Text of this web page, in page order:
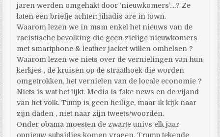
jaren werden omgehakt door ‘nieuwkomers’….? Ze
laten een briefje achter: jihadis are in town.
Waarom lezen we in msm enkel het nieuws van de
racistische bevolking die geen zielige nieuwkomers
met smartphone & leather jacket willen omhelsen ?
Waarom lezen we niets over de vernielingen van hun
kerkjes , de kruisen op de straathoek die worden
omgetrokken, het vernielen van de locale economie ?
Niets is wat het lijkt. Media is fake news en de vijand
van het volk. Tump is geen heilige, maar ik kijk naar
zijn daden , niet naar zijn tweets/woorden.
Onder obama moesten de zwarte univs elk jaar
opnieuw subsidies komen vragen, Trump tekende